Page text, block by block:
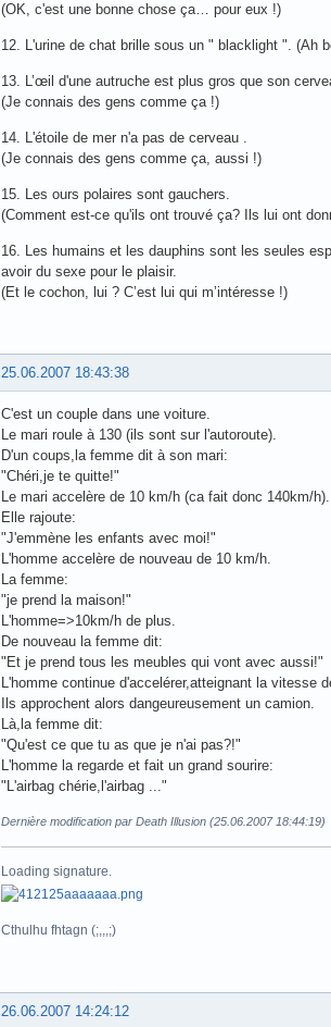
(OK, c'est une bonne chose ça… pour eux !)
12. L'urine de chat brille sous un " blacklight ". (Ah
13. L’œil d'une autruche est plus gros que son
(Je connais des gens comme ça !)
14. L'étoile de mer n'a pas de cerveau .
(Je connais des gens comme ça, aussi !)
15. Les ours polaires sont gauchers.
(Comment est-ce qu'ils ont trouvé ça? Ils lui ont
16. Les humains et les dauphins sont les seules
avoir du sexe pour le plaisir.
(Et le cochon, lui ? C’est lui qui m’intéresse !)
25.06.2007 18:43:38
C'est un couple dans une voiture.
Le mari roule à 130 (ils sont sur l'autoroute).
D'un coups,la femme dit à son mari:
"Chéri,je te quitte!"
Le mari accelère de 10 km/h (ca fait donc 140km/h).
Elle rajoute:
"J'emmène les enfants avec moi!"
L'homme accelère de nouveau de 10 km/h.
La femme:
"je prend la maison!"
L'homme=>10km/h de plus.
De nouveau la femme dit:
"Et je prend tous les meubles qui vont avec aussi!"
L'homme continue d'accelérer,atteignant la vitesse
Ils approchent alors dangeureusement un camion.
Là,la femme dit:
"Qu'est ce que tu as que je n'ai pas?!"
L'homme la regarde et fait un grand sourire:
"L'airbag chérie,l'airbag ..."
Dernière modification par Death Illusion (25.06.2007 18:44:19)
Loading signature.
Cthulhu fhtagn (;,,,;)
26.06.2007 14:24:12